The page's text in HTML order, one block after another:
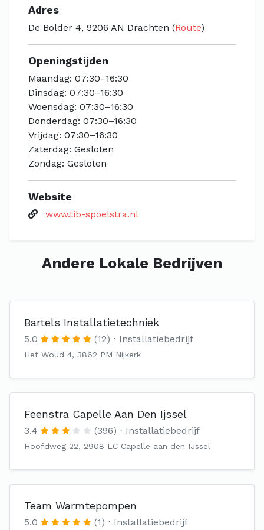
Adres
De Bolder 4, 9206 AN Drachten (Route)
Openingstijden
Maandag: 07:30–16:30
Dinsdag: 07:30–16:30
Woensdag: 07:30–16:30
Donderdag: 07:30–16:30
Vrijdag: 07:30–16:30
Zaterdag: Gesloten
Zondag: Gesloten
Website
www.tib-spoelstra.nl
Andere Lokale Bedrijven
Bartels Installatietechniek
5.0 (12) Installatiebedrijf
Het Woud 4, 3862 PM Nijkerk
Feenstra Capelle Aan Den Ijssel
3.4 (396) Installatiebedrijf
Hoofdweg 22, 2908 LC Capelle aan den IJssel
Team Warmtepompen
5.0 (1) Installatiebedrijf